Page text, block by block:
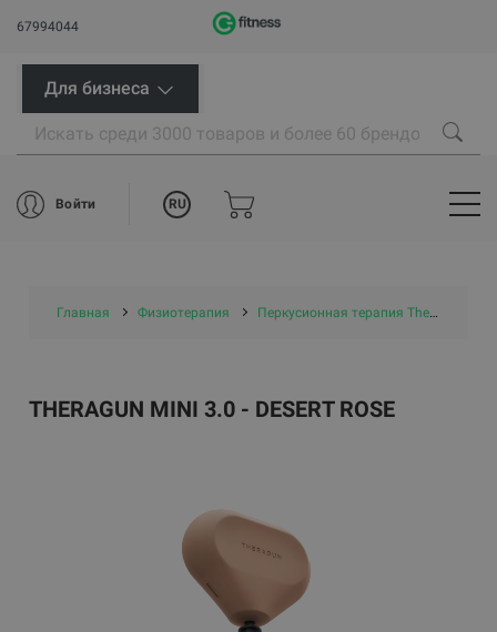
67994044
Для бизнеса
Войти RU
Главная Физиотерапия Перкусионная терапия Theragun Therabody
THERAGUN MINI 3.0 - DESERT ROSE